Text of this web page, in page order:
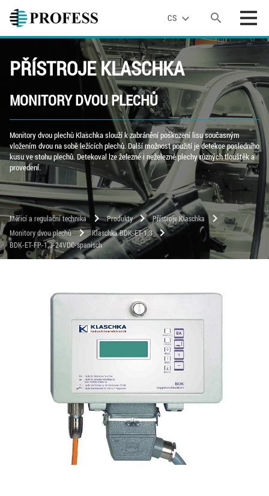
CS expand_more search
PŘÍSTROJE KLASCHKA
MONITORY DVOU PLECHŮ
Monitory dvou plechů Klaschka slouží k zabránění poškození lisu současným
vložením dvou na sobě ležících plechů. Další možnost použití je detekce posledního
kusu ve stohu plechů. Detekoval lze železné i neželezné plechy různých tlouštěk a
provedení.
Měřicí a regulační technika chevron_right Produkty chevron_right Přístroje Klaschka chevron_right
Monitory dvou plechů chevron_right Klaschka BDK-ET-1.3 chevron_right
BDK-ET-FP-1.3-24VDC-spanisch